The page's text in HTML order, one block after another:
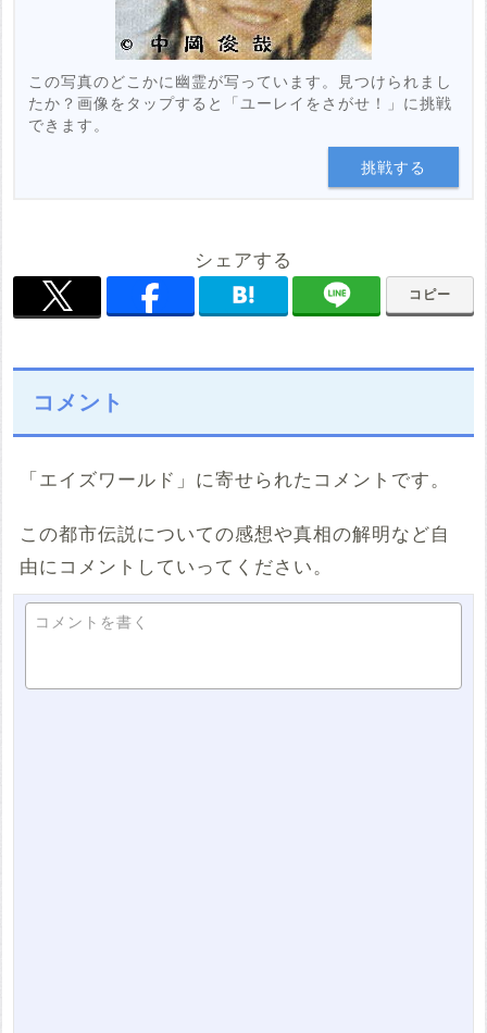
この写真のどこかに幽霊が写っています。見つけられまし
たか？画像をタップすると「ユーレイをさがせ！」に挑戦
できます。
挑戦する
シェアする
コピー
コメント
「エイズワールド」に寄せられたコメントです。
この都市伝説についての感想や真相の解明など自
由にコメントしていってください。
コメントを書く